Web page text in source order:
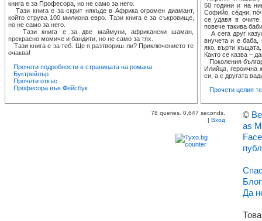
книга е за Професора, но не само за него.
Тази книга е за скрит някъде в Африка огромен диамант,
който струва 100 милиона евро. Тази книга е за съкровище,
но не само за него.
Тази книга е за две маймуни, африкански шаман,
прекрасно момиче и бандити, но не само за тях.
Тази книга е за теб. Ще я разтвориш ли? Приключението те
очаква!
Прочети подробности в страницата на романа
Буктрейлър
Прочети откъс
Професора във Фейсбук
50 години и на
Софийо, сéдни,
се удавя в очите
повече такива
А сега друг
внучета и е баба,
яко, върти
Както се казва –
Поколения
Илийца, героична
си, а с другата
Прочети целия
78 queries. 0,647 seconds.
| Вход
©
as
Да